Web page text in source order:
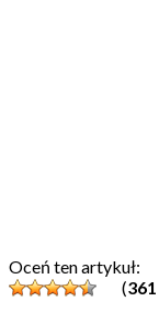
Oceń ten artykuł:
(361